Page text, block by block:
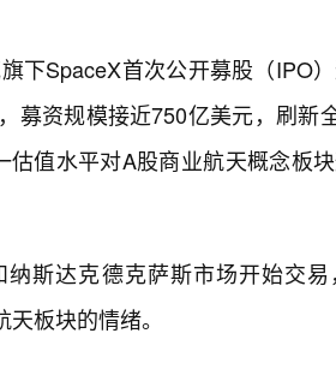
下SpaceX首次公开募股（IPO
募资规模接近750亿美元，刷新
值水平对A股商业航天概念板
斯达克德克萨斯市场开始交
板块的情绪。